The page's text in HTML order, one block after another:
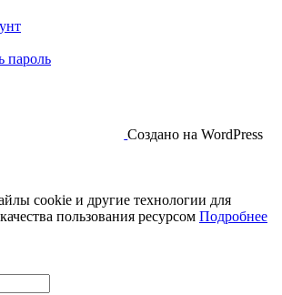
пароль
Создано на WordPress
cookie и другие технологии для
пользования ресурсом Подробнее